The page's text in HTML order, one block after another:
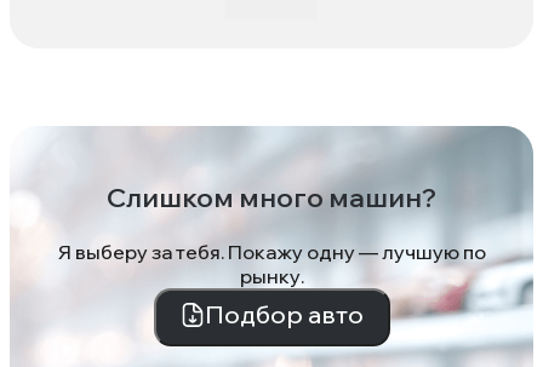
Слишком много машин?
Я выберу за тебя. Покажу одну — лучшую по
рынку.
Подбор авто